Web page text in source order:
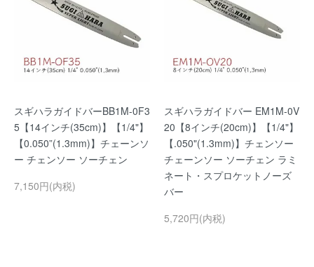
スギハラガイドバーBB1M-0F3
5【14インチ(35cm)】【1/4"】
【0.050”(1.3mm)】チェーンソ
ー チェンソー ソーチェン
7,150円(内税)
スギハラガイドバー EM1M-0V
20【8インチ(20cm)】【1/4"】
【.050"(1.3mm)】チェンソー
チェーンソー ソーチェン ラミ
ネート・スプロケットノーズ
バー
5,720円(内税)